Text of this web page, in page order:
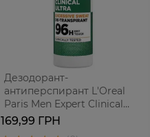
Дезодорант-
антиперспирант L'Oreal
Paris Men Expert Clinical
защита от пота до 96 часов
150 мл
169,99 ГРН